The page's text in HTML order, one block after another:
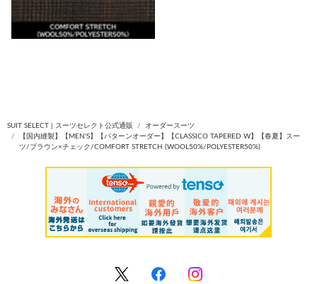
SUIT SELECT | スーツセレクト公式通販
オーダースーツ
【国内縫製】【MEN'S】【パターンオーダー】【CLASSICO TAPERED W】【春夏】スー
ツ/ブラウン×チェック/COMFORT STRETCH (WOOL50%/POLYESTER50%)